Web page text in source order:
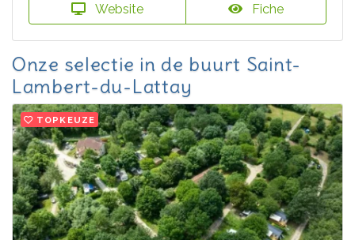
Website Fiche
Onze selectie in de buurt Saint-
Lambert-du-Lattay
TOPKEUZE